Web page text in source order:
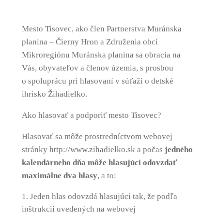
Mesto Tisovec, ako člen Partnerstva Muránska
planina – Čierny Hron a Združenia obcí
Mikroregiónu Muránska planina sa obracia na
Vás, obyvateľov a členov územia, s prosbou
o spoluprácu pri hlasovaní v súťaži o detské
ihrisko Žihadielko.
Ako hlasovať a podporiť mesto Tisovec?
Hlasovať sa môže prostredníctvom webovej
stránky http://www.zihadielko.sk a počas jedného
kalendárneho dňa môže hlasujúci odovzdať
maximálne dva hlasy, a to:
Jeden hlas odovzdá hlasujúci tak, že podľa
inštrukcií uvedených na webovej